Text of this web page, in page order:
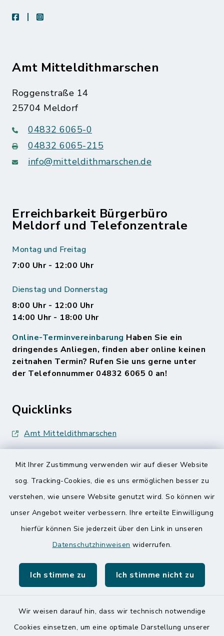
Mit Ihrer Zustimmung verwenden wir auf dieser Website
sog. Tracking-Cookies, die es uns ermöglichen besser zu
verstehen, wie unsere Website genutzt wird. So können wir
unser Angebot weiter verbessern. Ihre erteilte Einwilligung
hierfür können Sie jederzeit über den Link in unseren
Datenschutzhinweisen widerrufen.
Ich stimme zu Ich stimme nicht zu
Wir weisen darauf hin, dass wir technisch notwendige
Cookies einsetzen, um eine optimale Darstellung unserer
facebookinstagram
Amt Mitteldithmarschen
Roggenstraße 14
25704 Meldorf
04832 6065-0
04832 6065-215
info@mitteldithmarschen.de
Erreichbarkeit Bürgerbüro
Meldorf und Telefonzentrale
Montag und Freitag
7:00 Uhr - 12:00 Uhr
Dienstag und Donnerstag
8:00 Uhr - 12:00 Uhr
14:00 Uhr - 18:00 Uhr
Online-Terminvereinbarung Haben Sie ein
dringendes Anliegen, finden aber online keinen
zeitnahen Termin? Rufen Sie uns gerne unter
der Telefonnummer 04832 6065 0 an!
Quicklinks
Amt Mitteldithmarschen
Nationalpark Wattenmeer
Kontakt
Barrierefreiheit
Impressum